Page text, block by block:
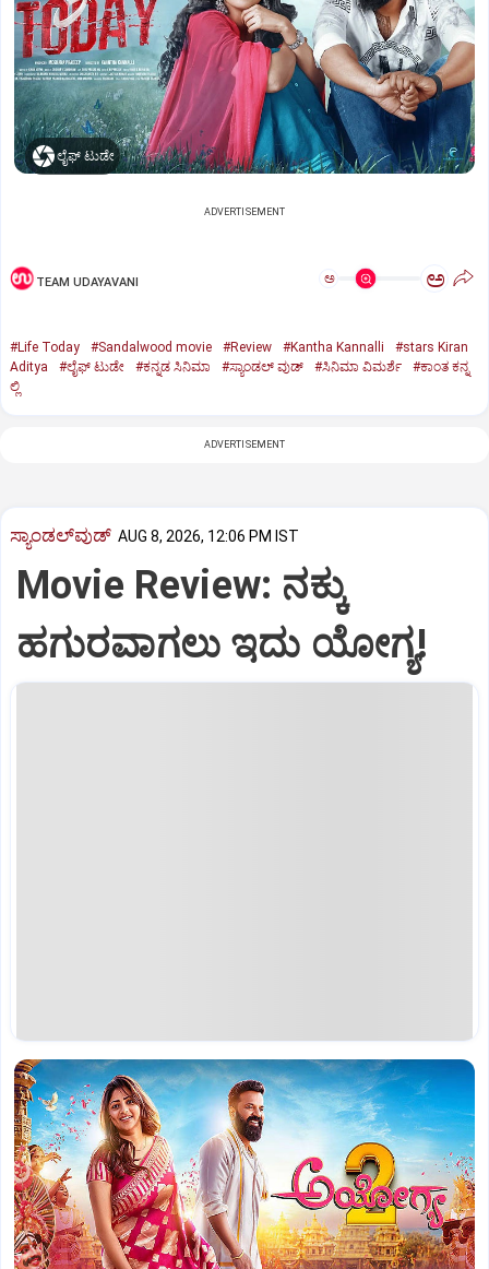
ಲೈಫ್‌ ಟುಡೇ
ADVERTISEMENT
TEAM UDAYAVANI ಅ ಅ
#Life Today #Sandalwood movie #Review #Kantha Kannalli
#stars Kiran
Aditya
#ಲೈಫ್‌ ಟುಡೇ #ಕನ್ನಡ ಸಿನಿಮಾ #ಸ್ಯಾಂಡಲ್‌ ವುಡ್‌ #ಸಿನಿಮಾ ವಿಮರ್ಶೆ
#ಕಾಂತ ಕನ್ನ
ಲ್ಲಿ
ADVERTISEMENT
ಸ್ಯಾಂಡಲ್‌ವುಡ್‌ AUG 8, 2026, 12:06 PM IST
Movie Review: ನಕ್ಕು
ಹಗುರವಾಗಲು ಇದು ಯೋಗ್ಯ!